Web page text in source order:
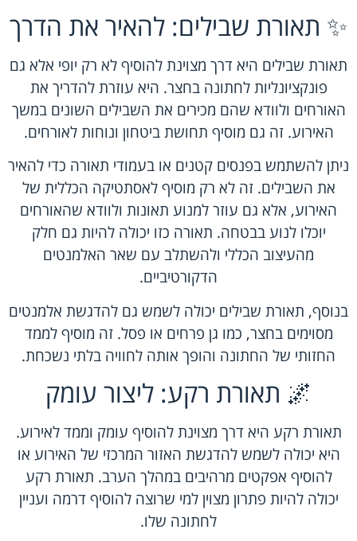
✨ תאורת שבילים: להאיר את הדרך
תאורת שבילים היא דרך מצוינת להוסיף לא רק יופי אלא גם
פונקציונליות לחתונה בחצר. היא עוזרת להדריך את
האורחים ולוודא שהם מכירים את השבילים השונים במשך
האירוע. זה גם מוסיף תחושת ביטחון ונוחות לאורחים.
ניתן להשתמש בפנסים קטנים או בעמודי תאורה כדי להאיר
את השבילים. זה לא רק מוסיף לאסתטיקה הכללית של
האירוע, אלא גם עוזר למנוע תאונות ולוודא שהאורחים
יוכלו לנוע בבטחה. תאורה כזו יכולה להיות גם חלק
מהעיצוב הכללי ולהשתלב עם שאר האלמנטים
הדקורטיביים.
בנוסף, תאורת שבילים יכולה לשמש גם להדגשת אלמנטים
מסוימים בחצר, כמו גן פרחים או פסל. זה מוסיף לממד
החזותי של החתונה והופך אותה לחוויה בלתי נשכחת.
🌌 תאורת רקע: ליצור עומק
תאורת רקע היא דרך מצוינת להוסיף עומק וממד לאירוע.
היא יכולה לשמש להדגשת האזור המרכזי של האירוע או
להוסיף אפקטים מרהיבים במהלך הערב. תאורת רקע
יכולה להיות פתרון מצוין למי שרוצה להוסיף דרמה ועניין
לחתונה שלו.